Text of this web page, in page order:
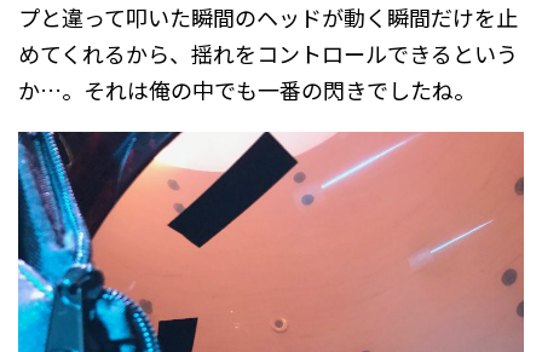
プと違って叩いた瞬間のヘッドが動く瞬間だけを止
めてくれるから、揺れをコントロールできるという
か…。それは俺の中でも一番の閃きでしたね。